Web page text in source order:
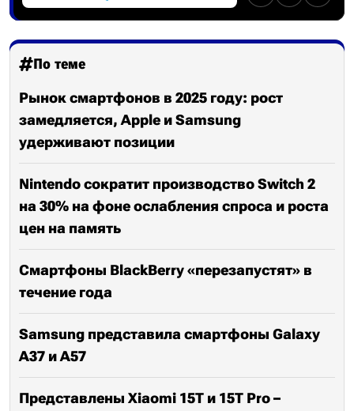
По теме
Рынок смартфонов в 2025 году: рост
замедляется, Apple и Samsung
удерживают позиции
Nintendo сократит производство Switch 2
на 30% на фоне ослабления спроса и роста
цен на память
Смартфоны BlackBerry «перезапустят» в
течение года
Samsung представила смартфоны Galaxy
A37 и A57
Представлены Xiaomi 15T и 15T Pro –